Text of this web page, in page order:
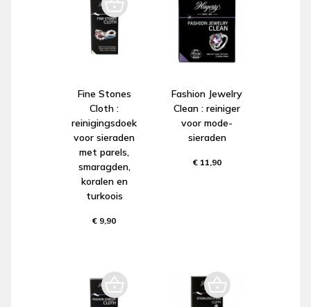
Fine Stones
Cloth :
reinigingsdoek
voor sieraden
met parels,
smaragden,
koralen en
turkoois
€ 9,90
Fashion Jewelry
Clean : reiniger
voor mode-
sieraden
€ 11,90